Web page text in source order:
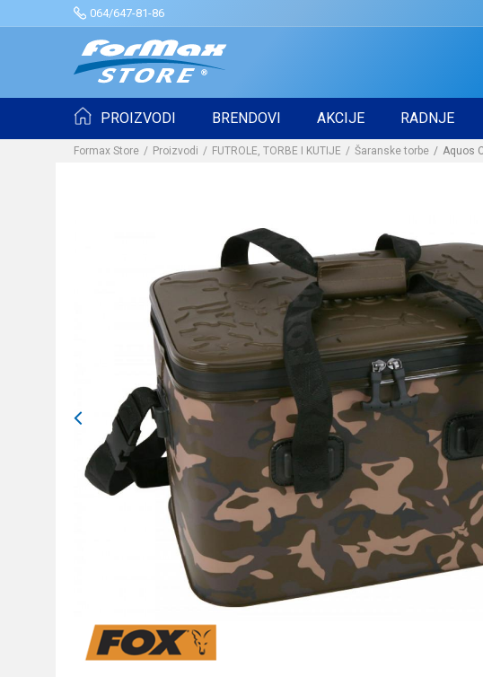
064/647-81-86
PROIZVODI BRENDOVI AKCIJE RADNJE
Formax Store Proizvodi FUTROLE, TORBE I KUTIJE Šaranske torbe Aquos